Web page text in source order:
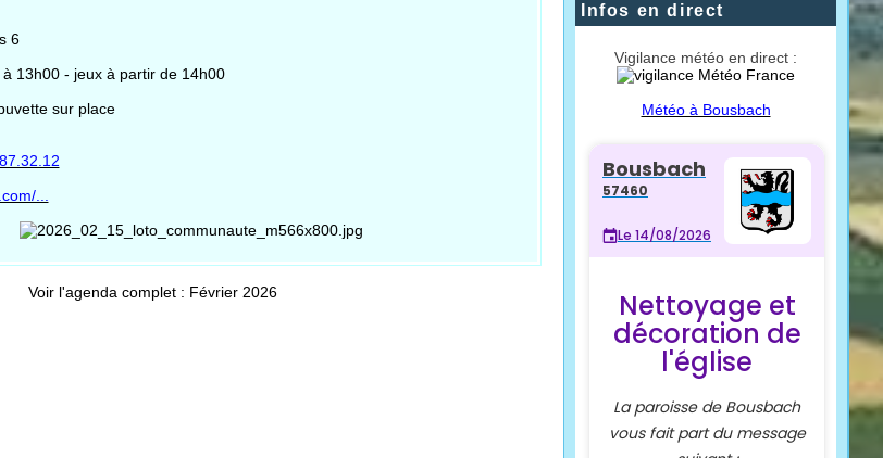
6
13h00 - jeux à partir de 14h00
sur place
...
Voir l'agenda complet : Février 2026
Infos en direct
Vigilance météo en direct :
Météo à Bousbach